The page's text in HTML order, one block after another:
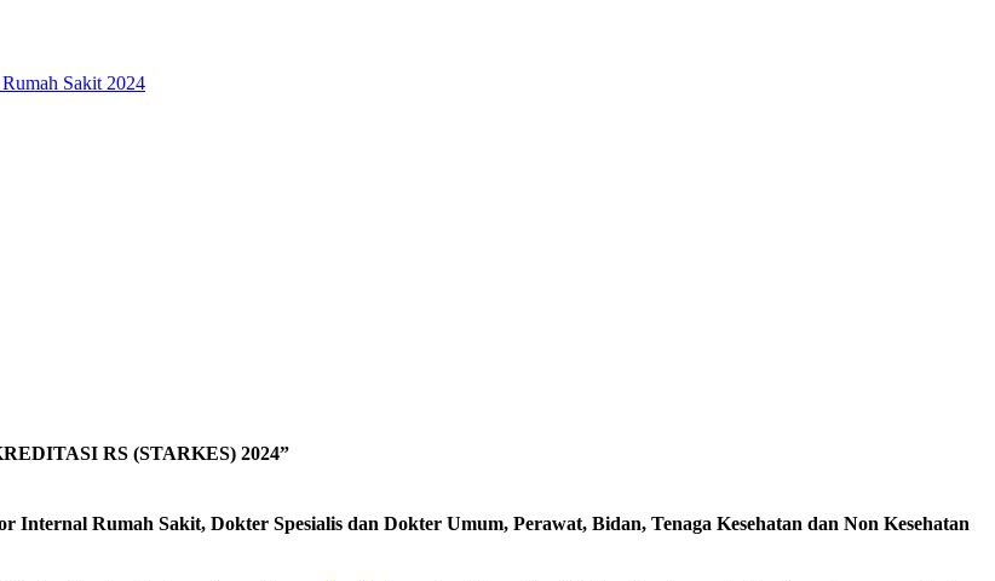
Sakit 2024
RS (STARKES) 2024”
Rumah Sakit, Dokter Spesialis dan Dokter Umum, Perawat, Bidan, Tenaga Kesehatan dan Non Kesehatan